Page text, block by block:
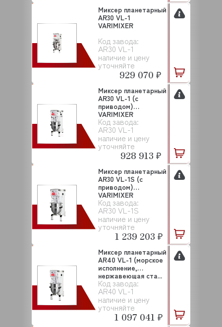
Код завода:
AR30 VL-1
наличие и цену
уточняйте
Миксер планетарный
AR30 VL-1
VARIMIXER
929 070 ₽
Код завода:
AR30 VL-1
наличие и цену
уточняйте
Миксер планетарный
AR30 VL-1 (с
приводом)
VARIMIXER
928 913 ₽
Код завода:
AR30 VL-1S
наличие и цену
уточняйте
Миксер планетарный
AR30 VL-1S (с
приводом)
VARIMIXER
1 239 203 ₽
Код завода:
AR40 VL-1
наличие и цену
уточняйте
Миксер планетарный
AR40 VL-1 (морское
исполнение,
нержавеющая ста...
1 097 041 ₽